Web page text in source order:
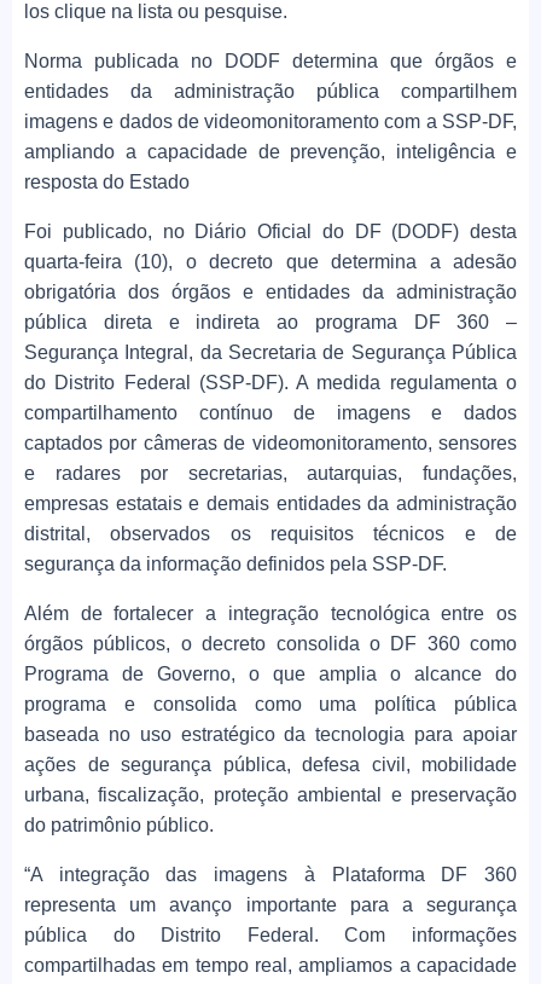
los clique na lista ou pesquise.
Norma publicada no DODF determina que órgãos e
entidades da administração pública compartilhem
imagens e dados de videomonitoramento com a SSP-DF,
ampliando a capacidade de prevenção, inteligência e
resposta do Estado
Foi publicado, no Diário Oficial do DF (DODF) desta
quarta-feira (10), o decreto que determina a adesão
obrigatória dos órgãos e entidades da administração
pública direta e indireta ao programa DF 360 –
Segurança Integral, da Secretaria de Segurança Pública
do Distrito Federal (SSP-DF). A medida regulamenta o
compartilhamento contínuo de imagens e dados
captados por câmeras de videomonitoramento, sensores
e radares por secretarias, autarquias, fundações,
empresas estatais e demais entidades da administração
distrital, observados os requisitos técnicos e de
segurança da informação definidos pela SSP-DF.
Além de fortalecer a integração tecnológica entre os
órgãos públicos, o decreto consolida o DF 360 como
Programa de Governo, o que amplia o alcance do
programa e consolida como uma política pública
baseada no uso estratégico da tecnologia para apoiar
ações de segurança pública, defesa civil, mobilidade
urbana, fiscalização, proteção ambiental e preservação
do patrimônio público.
“A integração das imagens à Plataforma DF 360
representa um avanço importante para a segurança
pública do Distrito Federal. Com informações
compartilhadas em tempo real, ampliamos a capacidade